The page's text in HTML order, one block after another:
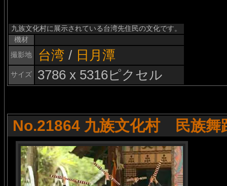
九族文化村に展示されている台湾先住民の文化です。
機材
撮影地
台湾 / 日月潭
サイズ 3786 x 5316ピクセル
No.21864 九族文化村 民族舞